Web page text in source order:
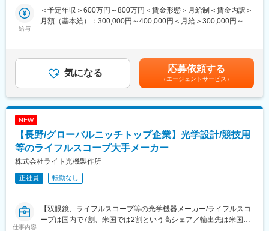
昇給の機会も高い環境です。（昇給率（毎年4月）：
4.0％~5.0%（2023年~2025年実績））
所属しています。中途入社の方も活躍しております。
■当社の安定性について
当社は受注する案件ごとの生産台数が多く、各案件で5年以上生産
継続をしております。
といった不安定さはありません！
また案件が完了後には後継機の案件が入るため、長くお客様とは
お付き合いがございます。
現在大手上場メーカーを中心に国内メーカー３0社程から、継続的
な受注をいただいています。
また仕様検討から安全規格や試作など様々な観点から開発設計に
も約1年~1年半ほど時間をかけて行っています。
変更の範囲：会社の定める業務
重要部品を生産しています。収益性が高いことから、中長期での
成長期待が最も高い（2031年までに約1.7倍成長を想定）事業で
■担当業務：
生産管理（納期調整、見積もり作成、サプライヤー管理）をお任
せいたします。上記生産Gr（生産管理・調達業務）の統括や・生
産計画立案にも挑戦できます！
半導体製造装置という成長分野を支える中核ポジションであり、
■製品について：
半導体製造装置向けの高精度・高信頼性部品として、冷却板、ヒ
ータ、シャワーヘッド等の製品を展開しています。
これらの製品は、半導体製造工程における温度・流量・均一性の
精密制御／高いクリーン度・耐久性が求められる最先端装置用途
に用いられており、同社の材料技術・加工技術・品質管理力を活
かした付加価値の高い製品群となっています。
給与
＜予定年収＞600万円～800万円＜賃金形態＞月給制＜賃金内訳＞
月額（基本給）：300,000円～400,000円＜月給＞300,000円～
選考を通じて上下する可能性があります。月給(月額)は固定手当を
含めた表記です。
気になる 応募依頼する
（エージェントサービス）
NEW
【長野/グローバルニッチトップ企業】光学設計/競技用
等のライフルスコープ大手メーカー
株式会社ライト光機製作所
正社員 転勤なし
仕事内容
【双眼鏡、ライフルスコープ等の光学機器メーカー/ライフルスコ
ープは国内で7割、米国では2割という高シェア／輸出先は米国が